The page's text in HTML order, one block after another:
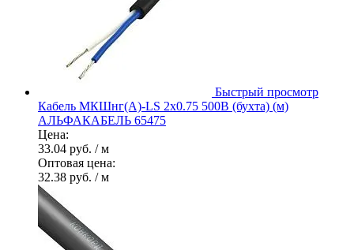
Быстрый просмотр
Кабель МКШнг(А)-LS 2х0.75 500В (бухта) (м)
АЛЬФАКАБЕЛЬ 65475
Цена:
33.04 руб. / м
Оптовая цена:
32.38 руб. / м